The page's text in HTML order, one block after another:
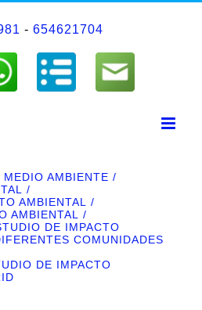
- 654621704
MEDIO AMBIENTE
AMBIENTAL
AMBIENTAL
DE IMPACTO
COMUNIDADES
DE IMPACTO